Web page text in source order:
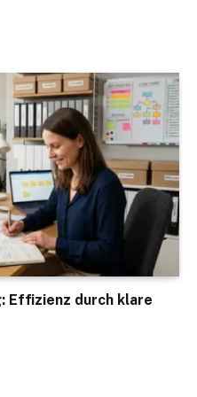
Effizienz durch klare